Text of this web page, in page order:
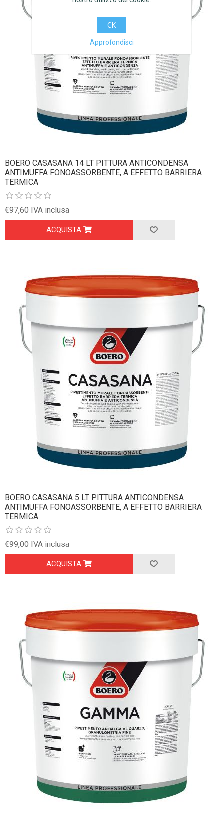
BOERO CASASANA 14 LT PITTURA ANTICONDENSA
ANTIMUFFA FONOASSORBENTE, A EFFETTO BARRIERA
TERMICA
€97,60 IVA inclusa
ACQUISTA
BOERO CASASANA 5 LT PITTURA ANTICONDENSA
ANTIMUFFA FONOASSORBENTE, A EFFETTO BARRIERA
TERMICA
€99,00 IVA inclusa
ACQUISTA
OK
Approfondisci